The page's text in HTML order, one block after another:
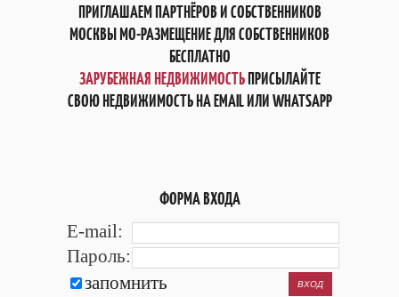
ПРИГЛАШАЕМ ПАРТНЁРОВ И СОБСТВЕННИКОВ
МОСКВЫ МО-РАЗМЕЩЕНИЕ ДЛЯ СОБСТВЕННИКОВ
БЕСПЛАТНО
ЗАРУБЕЖНАЯ НЕДВИЖИМОСТЬПРИСЫЛАЙТЕ
СВОЮ НЕДВИЖИМОСТЬ НА EMAIL ИЛИ WHATSAPP
ФОРМА ВХОДА
E-mail:
Пароль:
запомнить